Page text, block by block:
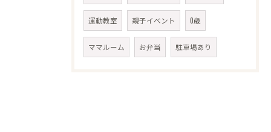
運動教室 親子イベント 0歳
ママルーム お弁当 駐車場あり